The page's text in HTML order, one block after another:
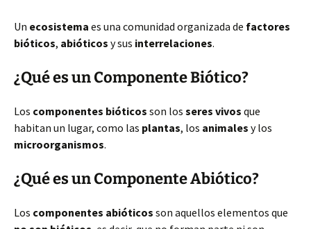
Un ecosistema es una comunidad organizada de factores
bióticos, abióticos y sus interrelaciones.
¿Qué es un Componente Biótico?
Los componentes bióticos son los seres vivos que
habitan un lugar, como las plantas, los animales y los
microorganismos.
¿Qué es un Componente Abiótico?
Los componentes abióticos son aquellos elementos que